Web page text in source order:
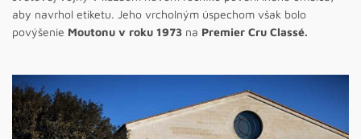
aby navrhol etiketu. Jeho vrcholným úspechom však bolo
povýšenie Moutonu v roku 1973 na Premier Cru Classé.